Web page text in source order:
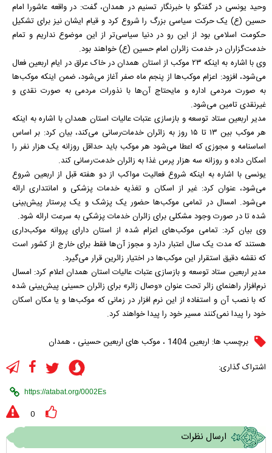
وحید یونسی در گفتگو با خبرنگار تسنیم در همدان، گفت: در واقعه عاشورا امام
حسین (ع) یک حرکت سیاسی بزرگ را شروع کرد و قیام ایشان نیز برای تشکیل
حکومت اسلامی بود از این رو در دنیا سیاسی‌تر از این موضوع نداریم و تمام
خدمت‌گزاران در خدمت زائران امام حسین (ع) خواهند بود.
وی با اشاره به اینکه ۲۳ موکب از استان همدان در خاک عراق در ایام اربعین فعال
می‌شود، افزود: اعزام موکب‌ها از پنجم ماه صفر آغاز می‌شود، ضمن اینکه موکب‌ها
به صورت مردمی اداره و مایحتاج آن‌ها با نذورات مردمی به صورت نقدی و
غیرنقدی تامین می‌شود.
مدیر اربعین ستاد توسعه و بازسازی عتبات عالیات استان همدان با اشاره به اینکه
هر موکب بین ۱۳ تا ۱۵ روز به زائران خدمات‌رسانی می‌کند، بیان کرد: بر اساس
اساسنامه و مجوزی که اعطا می‌شود هر موکب باید حداقل روزانه یک هزار نفر را
اسکان داده و روزانه سه هزار پرس غذا به زائران خدمت‌رسانی کند.
یونسی با اشاره به اینکه شروع فعالیت مواکب از دو هفته قبل از اربعین شروع
می‌شود، عنوان کرد: غیر از اسکان و تغذیه خدمات پزشکی و امانتداری ارائه
می‌شود. امسال در تمامی موکب‌ها حضور یک پزشک و یک پرستار پیش‌بینی
شده تا در صورت وجود مشکلی برای زائران خدمات پزشکی به سرعت ارائه شود.
وی بیان کرد: تمامی موکب‌های اعزام شده از استان دارای پروانه موکب‌داری
هستند که مدت یک سال اعتبار دارد و مجوز آن‌ها فقط برای خارج از کشور است
که نقشه دقیق استقرار این موکب‌ها در اختیار زائرین قرار می‌گیرد.
مدیر اربعین ستاد توسعه و بازسازی عتبات عالیات استان همدان اعلام کرد: امسال
نرم‌افزار راهنمای زائر تحت عنوان «وصال زائر» برای زائران حسینی پیش‌بینی شده
که با نصب آن و استفاده از این نرم افزار در زمانی که موکب‌ها و یا مکان اسکان
خود را پیدا نمی‌کنند مسیر خود را پیدا خواهند کرد.
برچسب ها: اربعین 1404 ، موکب های اربعین حسینی ، همدان
اشتراک گذاری:
0
ارسال نظرات